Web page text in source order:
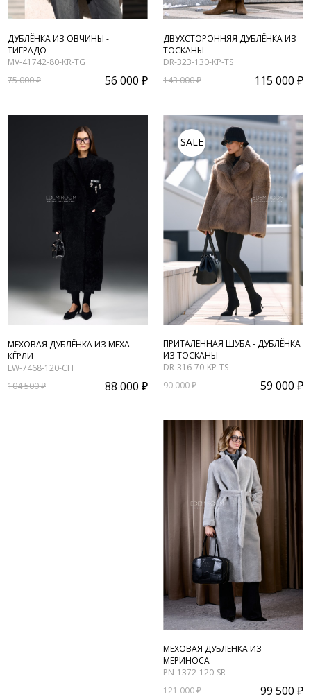
ДУБЛЁНКА ИЗ ОВЧИНЫ -
ТИГРАДО
MV-41742-80-KR-TG
75 000 ₽
56 000 ₽
ДВУХСТОРОННЯЯ ДУБЛЁНКА ИЗ
ТОСКАНЫ
DR-323-130-KP-TS
143 000 ₽
115 000 ₽
МЕХОВАЯ ДУБЛЁНКА ИЗ МЕХА
КЁРЛИ
LW-7468-120-CH
104 500 ₽
88 000 ₽
SALE
ПРИТАЛЕННАЯ ШУБА - ДУБЛЁНКА
ИЗ ТОСКАНЫ
DR-316-70-KP-TS
90 000 ₽
59 000 ₽
МЕХОВАЯ ДУБЛЁНКА ИЗ
МЕРИНОСА
PN-1372-120-SR
121 000 ₽
99 500 ₽